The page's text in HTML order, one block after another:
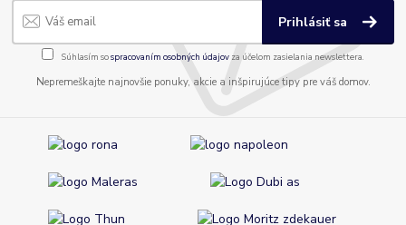
Prihlásiť sa
Súhlasím sospracovaním osobných údajov za účelom zasielania newslettera.
Nepremeškajte najnovšie ponuky, akcie a inšpirujúce tipy pre váš domov.